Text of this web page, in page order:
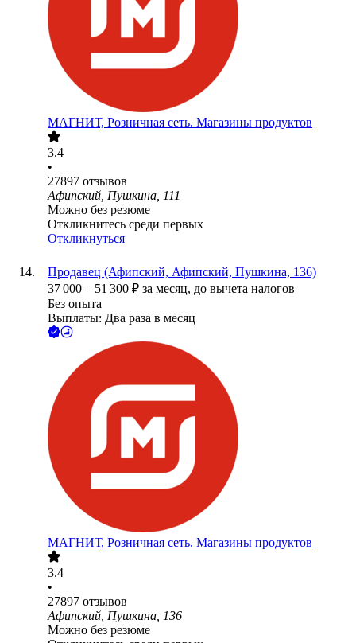
МАГНИТ, Розничная сеть. Магазины продуктов
3.4
•
27897 отзывов
Афипский, Пушкина, 111
Можно без резюме
Откликнитесь среди первых
Откликнуться
Продавец (Афипский, Афипский, Пушкина, 136)
37 000 – 51 300 ₽ за месяц, до вычета налогов
Без опыта
Выплаты: Два раза в месяц
МАГНИТ, Розничная сеть. Магазины продуктов
3.4
•
27897 отзывов
Афипский, Пушкина, 136
Можно без резюме